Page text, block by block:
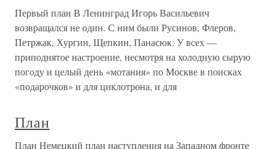
Первый план В Ленинград Игорь Васильевич
возвращался не один. С ним были Русинов, Флеров,
Петржак, Хургин, Щепкин, Панасюк. У всех —
приподнятое настроение, несмотря на холодную сырую
погоду и целый день «мотания» по Москве в поисках
«подарочков» и для циклотрона, и для
План
План Немецкий план наступления на Западном фронте